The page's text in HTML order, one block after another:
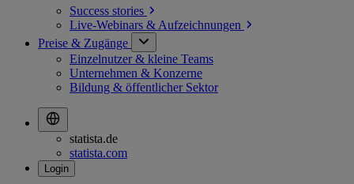
Success stories
Live-Webinars & Aufzeichnungen
Preise & Zugänge
Einzelnutzer & kleine Teams
Unternehmen & Konzerne
Bildung & öffentlicher Sektor
statista.de
statista.com